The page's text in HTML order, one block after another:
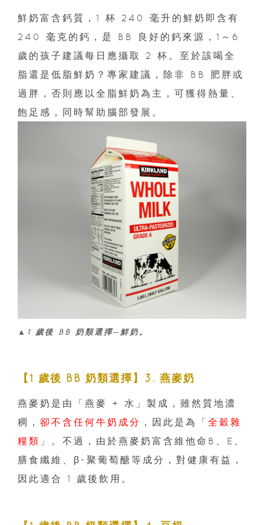
鮮奶富含鈣質，1 杯 240 毫升的鮮奶即含有
240 毫克的鈣，是 BB 良好的鈣來源，1～6
歲的孩子建議每日應攝取 2 杯。至於該喝全
脂還是低脂鮮奶？專家建議，除非 BB 肥胖或
過胖，否則應以全脂鮮奶為主，可獲得熱量、
飽足感，同時幫助腦部發展。
▲1 歲後 BB 奶類選擇─鮮奶。
【1 歲後 BB 奶類選擇】3. 燕麥奶
燕麥奶是由「燕麥 + 水」製成，雖然質地濃
稠， 卻不含任何牛奶成分 ，因此是為「 全穀雜
糧類 」。不過，由於燕麥奶富含維他命B、E、
膳食纖維、β-聚葡萄醣等成分，對健康有益，
因此適合 1 歲後飲用。